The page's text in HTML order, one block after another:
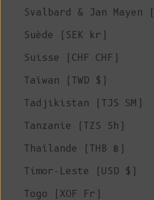
Svalbard & Jan Mayen
Suède (SEK kr)
Suisse (CHF CHF)
Taïwan (TWD $)
Tadjikistan (TJS ЅМ)
Tanzanie (TZS Sh)
Thaïlande (THB ฿)
Timor-Leste (USD $)
Togo (XOF Fr)